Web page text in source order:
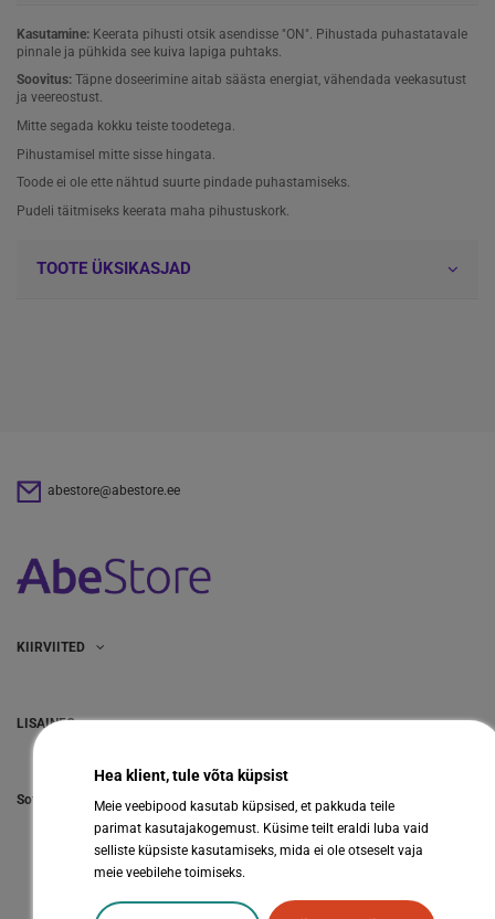
Kasutamine: Keerata pihusti otsik asendisse "ON". Pihustada puhastatavale
pinnale ja pühkida see kuiva lapiga puhtaks.
Soovitus: Täpne doseerimine aitab säästa energiat, vähendada veekasutust
ja veereostust.
Mitte segada kokku teiste toodetega.
Pihustamisel mitte sisse hingata.
Toode ei ole ette nähtud suurte pindade puhastamiseks.
Pudeli täitmiseks keerata maha pihustuskork.
TOOTE ÜKSIKASJAD
abestore@abestore.ee
KIIRVIITED
LISAINFO
Hea klient, tule võta küpsist
Meie veebipood kasutab küpsised, et pakkuda teile
parimat kasutajakogemust. Küsime teilt eraldi luba vaid
selliste küpsiste kasutamiseks, mida ei ole otseselt vaja
meie veebilehe toimiseks.
Sotsiaalmeedia